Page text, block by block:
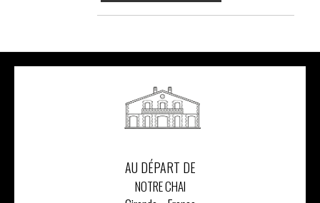
AU DÉPART DE
NOTRE CHAI